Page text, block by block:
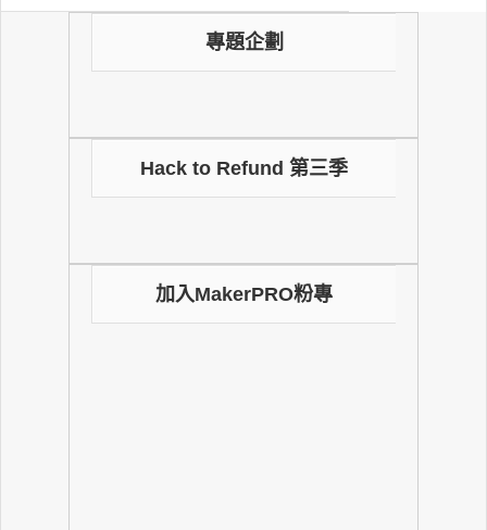
專題企劃
Hack to Refund 第三季
加入MakerPRO粉專